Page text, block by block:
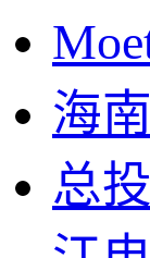
Mo
海
总